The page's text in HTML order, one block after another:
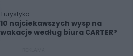
Turystyka
10 najciekawszych wysp na
wakacje według biura CARTER®